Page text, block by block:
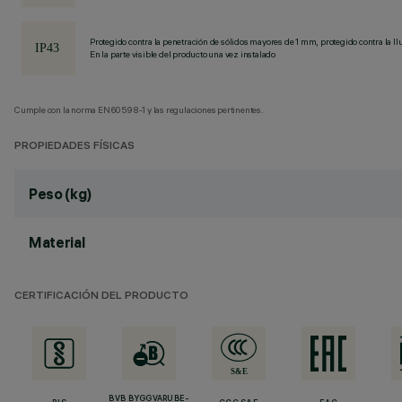
Protegido contra la penetración de sólidos mayores de 1 mm, protegido contra la
En la parte visible del producto una vez instalado
Cumple con la norma EN60598-1 y las regulaciones pertinentes.
PROPIEDADES FÍSICAS
Peso (kg)
Material
CERTIFICACIÓN DEL PRODUCTO
BVB BYGGVARUBE-